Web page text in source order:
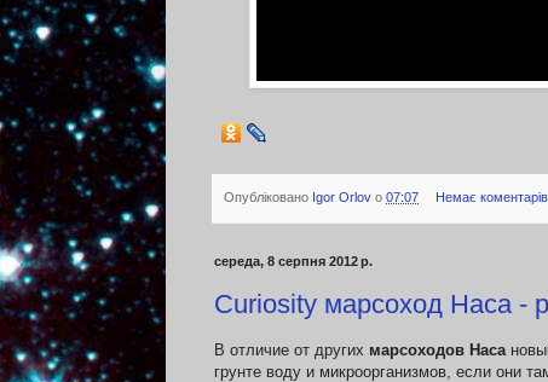
Опубліковано Igor Orlov о 07:07 Немає
середа, 8 серпня 2012 р.
Curiosity марсоход Наса -
В отличие от других марсоходов Наса
грунте воду и микроорганизмов, если они